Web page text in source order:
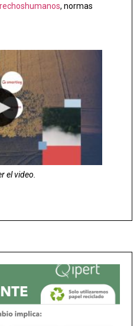
, normas
el video.